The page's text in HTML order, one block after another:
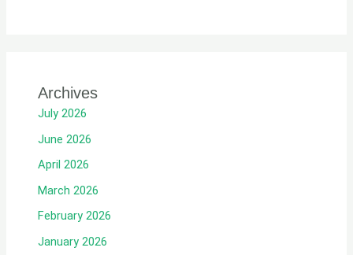
Archives
July 2026
June 2026
April 2026
March 2026
February 2026
January 2026